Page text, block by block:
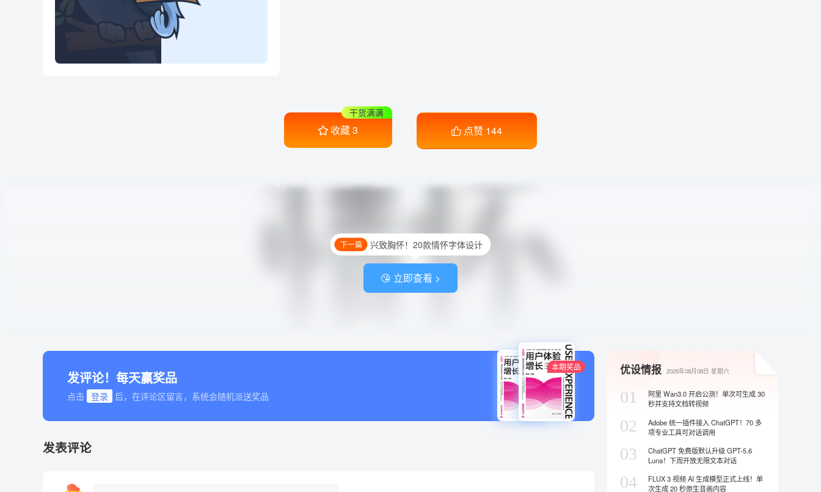
收藏3
干货满满
点赞 144
😘 立即查看 >
下一篇 兴致胸怀！20款情怀字体设计
优设情报 2026年08月08日 星期六
01
阿里 Wan3.0 开启公测！单次可生成 30
秒并支持文档转视频
02
Adobe 统一插件接入 ChatGPT！70 多
项专业工具可对话调用
03
ChatGPT 免费版默认升级 GPT-5.6
Luna！下周开放无限文本对话
04
FLUX 3 视频 AI 生成模型正式上线！单
次生成 20 秒原生音画内容
发评论！每天赢奖品
点击 登录 后，在评论区留言，系统会随机派送奖品
本期奖品
发表评论